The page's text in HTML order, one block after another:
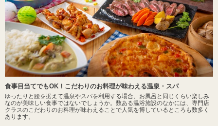
食事目当てでもOK！こだわりのお料理が味わえる温泉・スパ
ゆったりと腰を据えて温泉やスパを利用する場合、お風呂と同じくらい楽しみ
なのが美味しい食事ではないでしょうか。数ある温浴施設のなかには、専門店
クラスのこだわりのお料理が味わえることで人気を博しているところも数多く
あります。